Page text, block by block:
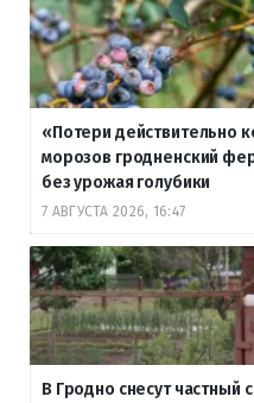
«Потери действительно
морозов гродненский
без урожая голубики
7 АВГУСТА 2026, 16:47
В Гродно снесут частный